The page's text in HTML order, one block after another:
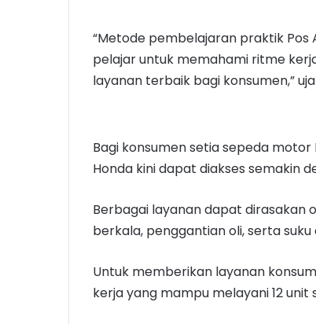
“Metode pembelajaran praktik Pos
pelajar untuk memahami ritme
layanan terbaik bagi konsumen,”
Bagi konsumen setia sepeda
Honda kini dapat diakses semakin
Berbagai layanan dapat dirasakan
berkala, penggantian oli, serta
Untuk memberikan layanan
kerja yang mampu melayani 12